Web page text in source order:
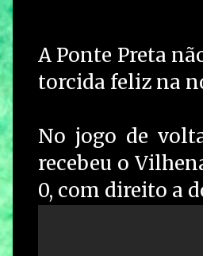
A Ponte Preta
torcida feliz na
No jogo de
recebeu o
0, com direito a